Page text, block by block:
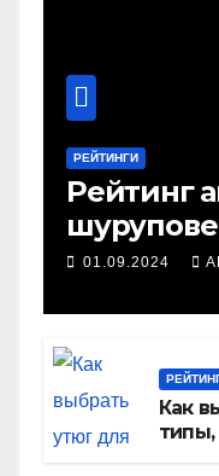
РЕЙТИНГИ
Рейтинг
лучших
01.09.2024
Как
типы,